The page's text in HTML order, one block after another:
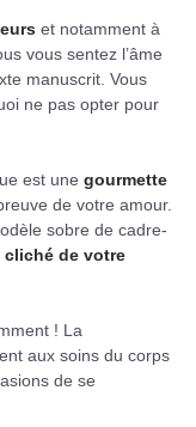
et notamment à
vous sentez l’âme
manuscrit. Vous
ne pas opter pour
est une gourmette
de votre amour.
sobre de cadre-
cliché de votre
! La
aux soins du corps
de se